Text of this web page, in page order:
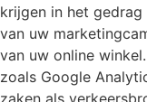
krijgen in het
van uw
van uw online
zoals Google
zaken als